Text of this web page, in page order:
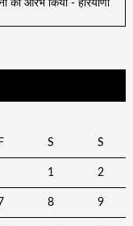
का आरंभ किया - हरियाणा
F S S
1 2
8 9